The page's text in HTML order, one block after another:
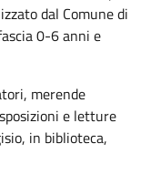
dal Comune di
0-6 anni e
merende
e letture
in biblioteca,